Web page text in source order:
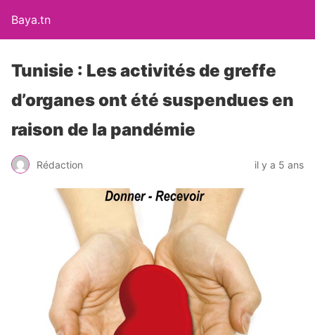
Baya.tn
Tunisie : Les activités de greffe
d’organes ont été suspendues en
raison de la pandémie
Rédaction il y a 5 ans